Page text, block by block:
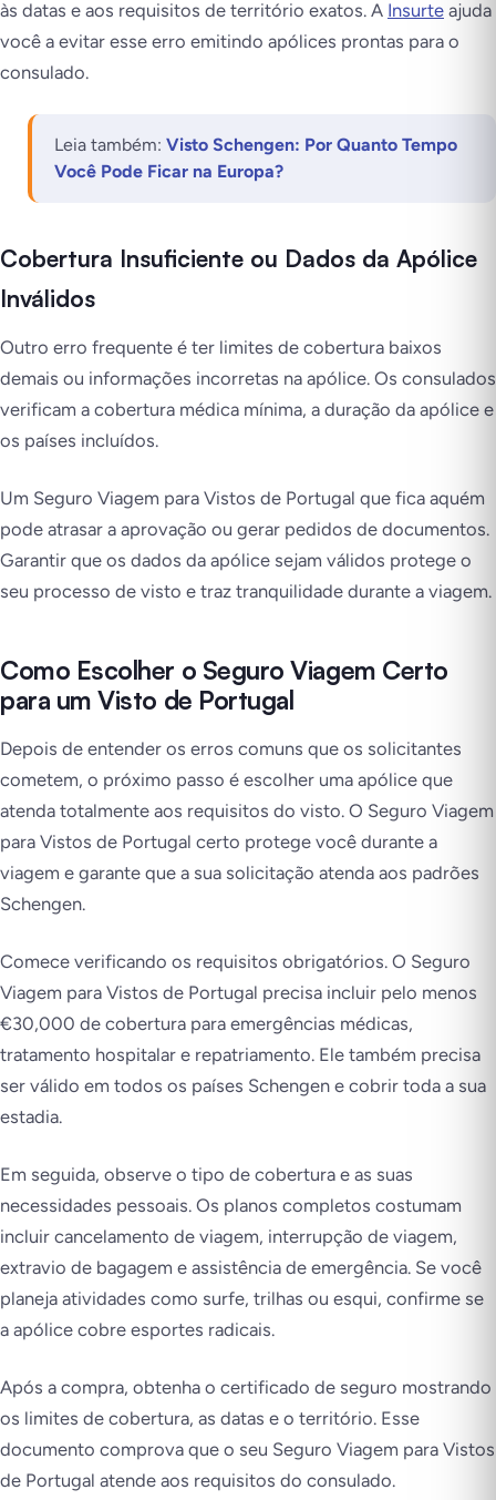
às datas e aos requisitos de território exatos. A Insurte ajuda
você a evitar esse erro emitindo apólices prontas para o
consulado.
Leia também: Visto Schengen: Por Quanto Tempo
Você Pode Ficar na Europa?
Cobertura Insuficiente ou Dados da Apólice
Inválidos
Outro erro frequente é ter limites de cobertura baixos
demais ou informações incorretas na apólice. Os consulados
verificam a cobertura médica mínima, a duração da apólice e
os países incluídos.
Um Seguro Viagem para Vistos de Portugal que fica aquém
pode atrasar a aprovação ou gerar pedidos de documentos.
Garantir que os dados da apólice sejam válidos protege o
seu processo de visto e traz tranquilidade durante a viagem.
Como Escolher o Seguro Viagem Certo
para um Visto de Portugal
Depois de entender os erros comuns que os solicitantes
cometem, o próximo passo é escolher uma apólice que
atenda totalmente aos requisitos do visto. O Seguro Viagem
para Vistos de Portugal certo protege você durante a
viagem e garante que a sua solicitação atenda aos padrões
Schengen.
Comece verificando os requisitos obrigatórios. O Seguro
Viagem para Vistos de Portugal precisa incluir pelo menos
€30,000 de cobertura para emergências médicas,
tratamento hospitalar e repatriamento. Ele também precisa
ser válido em todos os países Schengen e cobrir toda a sua
estadia.
Em seguida, observe o tipo de cobertura e as suas
necessidades pessoais. Os planos completos costumam
incluir cancelamento de viagem, interrupção de viagem,
extravio de bagagem e assistência de emergência. Se você
planeja atividades como surfe, trilhas ou esqui, confirme se
a apólice cobre esportes radicais.
Após a compra, obtenha o certificado de seguro mostrando
os limites de cobertura, as datas e o território. Esse
documento comprova que o seu Seguro Viagem para Vistos
de Portugal atende aos requisitos do consulado.